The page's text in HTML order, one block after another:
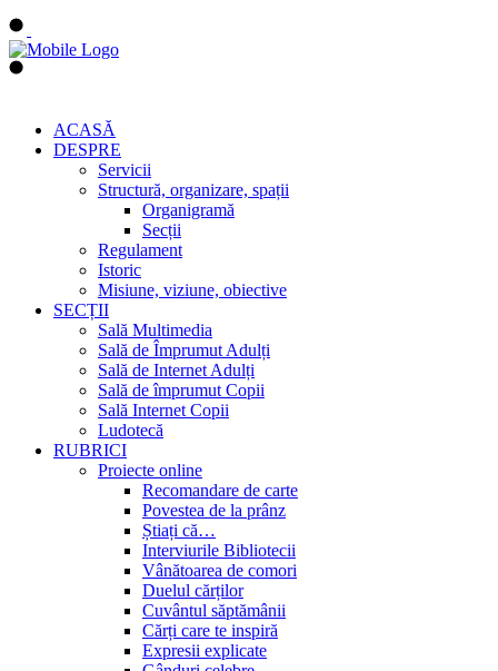
ACASĂ
DESPRE
Servicii
Structură, organizare, spații
Organigramă
Secții
Regulament
Istoric
Misiune, viziune, obiective
SECȚII
Sală Multimedia
Sală de Împrumut Adulți
Sală de Internet Adulți
Sală de împrumut Copii
Sală Internet Copii
Ludotecă
RUBRICI
Proiecte online
Recomandare de carte
Povestea de la prânz
Știați că…
Interviurile Bibliotecii
Vânătoarea de comori
Duelul cărților
Cuvântul săptămânii
Cărți care te inspiră
Expresii explicate